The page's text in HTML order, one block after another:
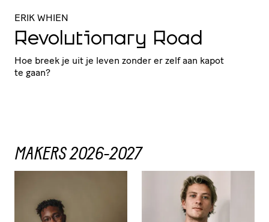
ERIK WHIEN
Revolutionary Road
Hoe breek je uit je leven zonder er zelf aan kapot
te gaan?
MAKERS 2026-2027